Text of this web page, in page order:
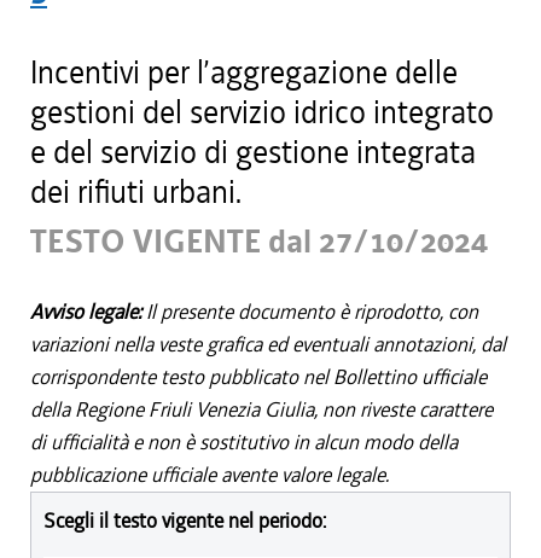
Incentivi per l’aggregazione delle
gestioni del servizio idrico integrato
e del servizio di gestione integrata
dei rifiuti urbani.
TESTO VIGENTE dal 27/10/2024
Avviso legale:Il presente documento è riprodotto, con
variazioni nella veste grafica ed eventuali annotazioni, dal
corrispondente testo pubblicato nel Bollettino ufficiale
della Regione Friuli Venezia Giulia, non riveste carattere
di ufficialità e non è sostitutivo in alcun modo della
pubblicazione ufficiale avente valore legale.
Scegli il testo vigente nel periodo: